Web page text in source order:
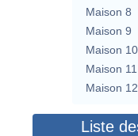
Maison 8
Maison 9
Maison 10
Maison 11
Maison 12
Liste